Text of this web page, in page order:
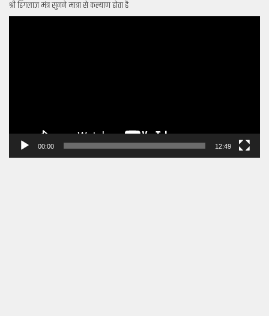
श्री हिंगलाज मंत्र सुनने मात्रा से कल्याण होता है
00:00 12:49